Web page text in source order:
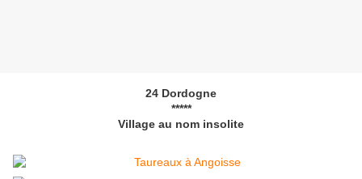
24 Dordogne
*****
Village au nom insolite